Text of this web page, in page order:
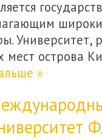
Университет,
острова
»